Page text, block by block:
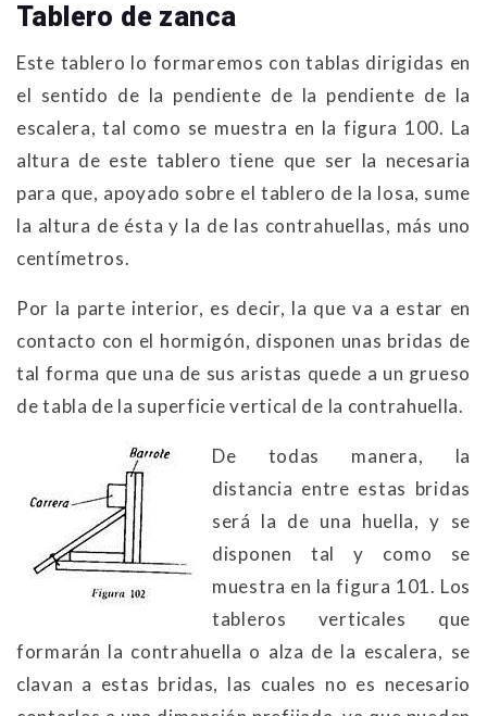
Tablero de zanca
Este tablero lo formaremos con tablas dirigidas en
el sentido de la pendiente de la pendiente de la
escalera, tal como se muestra en la figura 100. La
altura de este tablero tiene que ser la necesaria
para que, apoyado sobre el tablero de la losa, sume
la altura de ésta y la de las contrahuellas, más uno
centímetros.
Por la parte interior, es decir, la que va a estar en
contacto con el hormigón, disponen unas bridas de
tal forma que una de sus aristas quede a un grueso
de tabla de la superficie vertical de la contrahuella.
De todas manera, la
distancia entre estas bridas
será la de una huella, y se
disponen tal y como se
muestra en la figura 101. Los
tableros verticales que
formarán la contrahuella o alza de la escalera, se
clavan a estas bridas, las cuales no es necesario